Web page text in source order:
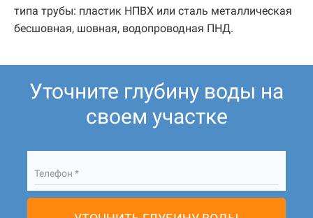
типа трубы: пластик НПВХ или сталь металлическая
бесшовная, шовная, водопроводная ПНД.
Уточните глубину воды на
своем участке
Телефон *